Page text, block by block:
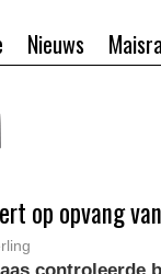
Nieuws
op opvang